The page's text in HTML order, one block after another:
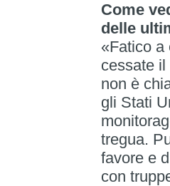
Come
delle
«Fatico a
cessate
non è
gli Stati
tregua.
favore e
con